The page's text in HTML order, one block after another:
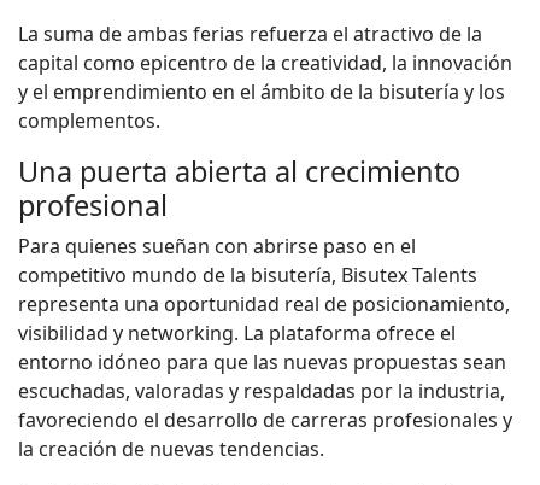
La suma de ambas ferias refuerza el atractivo de la
capital como epicentro de la creatividad, la innovación
y el emprendimiento en el ámbito de la bisutería y los
complementos.
Una puerta abierta al crecimiento
profesional
Para quienes sueñan con abrirse paso en el
competitivo mundo de la bisutería, Bisutex Talents
representa una oportunidad real de posicionamiento,
visibilidad y networking. La plataforma ofrece el
entorno idóneo para que las nuevas propuestas sean
escuchadas, valoradas y respaldadas por la industria,
favoreciendo el desarrollo de carreras profesionales y
la creación de nuevas tendencias.